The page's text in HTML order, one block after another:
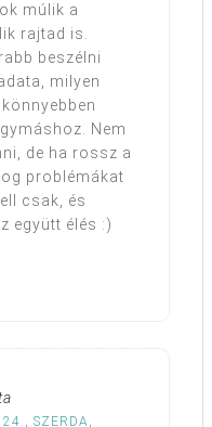
múlik a
rajtad is.
beszélni
milyen
Nem
de ha rossz a
problémákat
csak, és
együtt élés :)
SZERDA,